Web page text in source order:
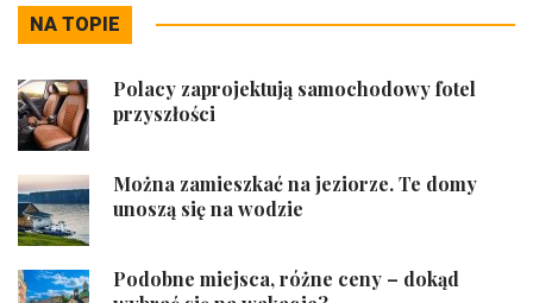
NA TOPIE
Polacy zaprojektują samochodowy fotel
przyszłości
Można zamieszkać na jeziorze. Te domy
unoszą się na wodzie
Podobne miejsca, różne ceny – dokąd